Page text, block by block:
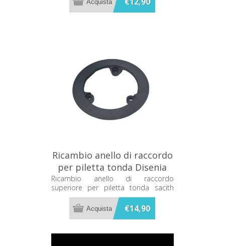
Ricambio anello di raccordo
per piletta tonda Disenia
RCPLRACSAC2
Ricambio anello di raccordo
superiore per piletta tonda sacith
antracite Disenia RCPLRACSAC2
€14,90